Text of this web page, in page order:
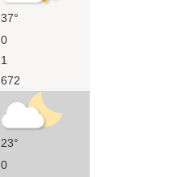
37°
0
1
672
23°
0